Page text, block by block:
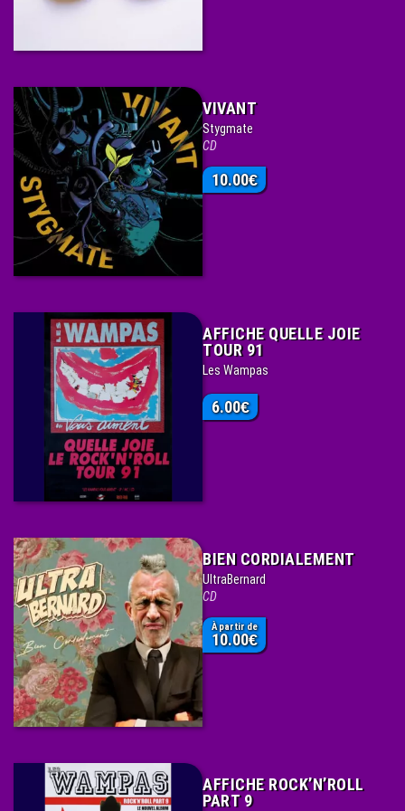
VIVANT
Stygmate
CD
10.00€
AFFICHE QUELLE JOIE
TOUR 91
Les Wampas
6.00€
BIEN CORDIALEMENT
UltraBernard
CD
À partir de
10.00€
AFFICHE ROCK’N’ROLL
PART 9